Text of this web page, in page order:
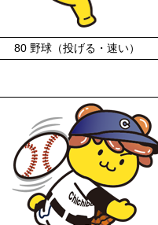
80 野球（投げる・速い）